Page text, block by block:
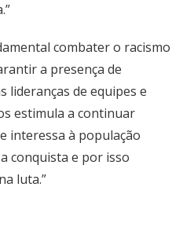
combater o racismo
a presença de
lideranças de equipes e
estimula a continuar
interessa à população
conquista e por isso
luta.”